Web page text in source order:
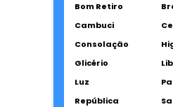
Bom Retiro
Cambuci
Consolação
Glicério
Luz
República